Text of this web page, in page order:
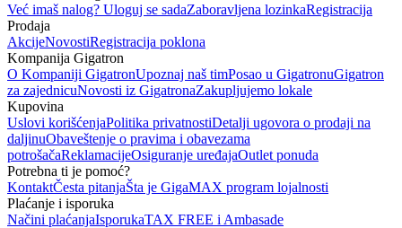
Već imaš nalog? Uloguj se sadaZaboravljena lozinkaRegistracija
Prodaja
AkcijeNovostiRegistracija poklona
Kompanija Gigatron
O Kompaniji GigatronUpoznaj naš timPosao u GigatronuGigatron
za zajednicuNovosti iz GigatronaZakupljujemo lokale
Kupovina
Uslovi korišćenjaPolitika privatnostiDetalji ugovora o prodaji na
daljinuObaveštenje o pravima i obavezama
potrošačaReklamacijeOsiguranje uređajaOutlet ponuda
Potrebna ti je pomoć?
KontaktČesta pitanjaŠta je GigaMAX program lojalnosti
Plaćanje i isporuka
Načini plaćanjaIsporukaTAX FREE i Ambasade